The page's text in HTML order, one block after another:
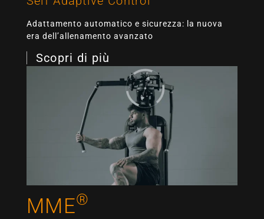
Adattamento automatico e sicurezza: la nuova
era dell’allenamento avanzato
Scopri di più
MME®